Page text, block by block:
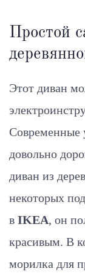
Простой
Этот диван
Современные
довольно
диван из
некоторых
в IKEA, он
красивым. В
морилка для